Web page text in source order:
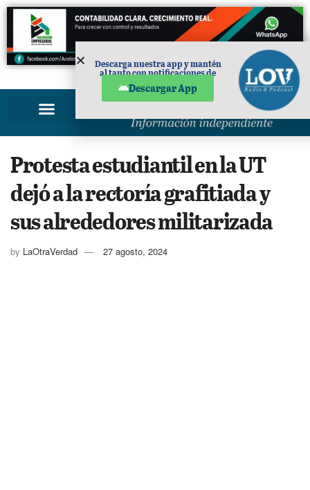
PUBLICIDAD
Protesta estudiantil en la UT
dejó a la rectoría grafitiada y
sus alrededores militarizada
by LaOtraVerdad 27 agosto, 2024
Descarga nuestra app y mantén
al tanto con notificaciones de
Descargar App